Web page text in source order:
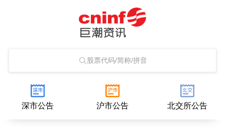
股票代码/简称/拼音
深市公告 沪市公告 北交所公告